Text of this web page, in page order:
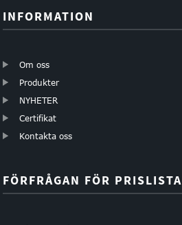
INFORMATION
Om oss
Produkter
NYHETER
Certifikat
Kontakta oss
FÖRFRÅGAN FÖR PRISLISTA